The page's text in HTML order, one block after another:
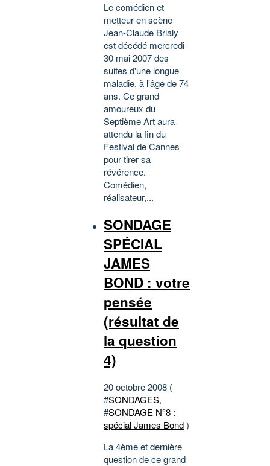
Le comédien et
metteur en scène
Jean-Claude Brialy
est décédé mercredi
30 mai 2007 des
suites d'une longue
maladie, à l'âge de 74
ans. Ce grand
amoureux du
Septième Art aura
attendu la fin du
Festival de Cannes
pour tirer sa
révérence.
Comédien,
réalisateur,...
SONDAGE
SPÉCIAL
JAMES
BOND : votre
pensée
(résultat de
la question
4)
20 octobre 2008 (
#SONDAGES,
#SONDAGE N°8 :
spécial James Bond)
La 4ème et dernière
question de ce grand